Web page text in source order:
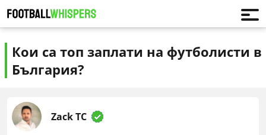
Кои са топ заплати на футболисти в
България?
Zack TC